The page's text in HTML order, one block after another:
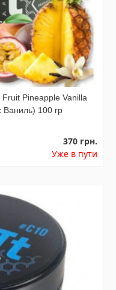
Pineapple Vanilla
100 гр
370 грн.
Уже в пути